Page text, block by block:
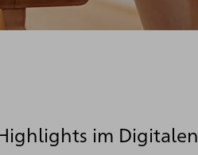
im Digitalen